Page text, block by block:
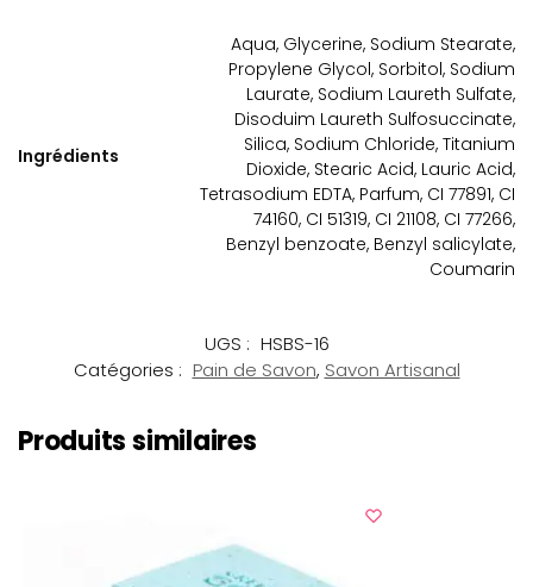
Ingrédients
Aqua, Glycerine, Sodium Stearate,
Propylene Glycol, Sorbitol, Sodium
Laurate, Sodium Laureth Sulfate,
Disoduim Laureth Sulfosuccinate,
Silica, Sodium Chloride, Titanium
Dioxide, Stearic Acid, Lauric Acid,
Tetrasodium EDTA, Parfum, CI 77891, CI
74160, CI 51319, CI 21108, CI 77266,
Benzyl benzoate, Benzyl salicylate,
Coumarin
UGS : HSBS-16
Catégories : Pain de Savon, Savon Artisanal
Produits similaires